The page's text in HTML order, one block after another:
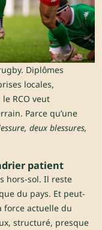
Diplômes
locales,
RCO veut
Parce qu’une
deux blessures,
patient
hors-sol. Il reste
du pays. Et peut-
force actuelle du
structuré, presque